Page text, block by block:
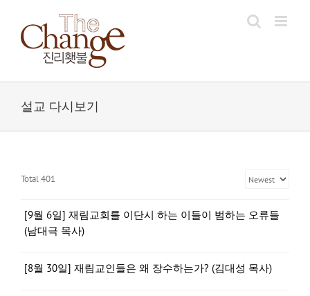
content
설교 다시보기
Total 401
[9월 6일] 재림교회를 이단시 하는 이들이 범하는 오류들
(남대극 목사)
[8월 30일] 재림교인들은 왜 장수하는가? (김대성 목사)